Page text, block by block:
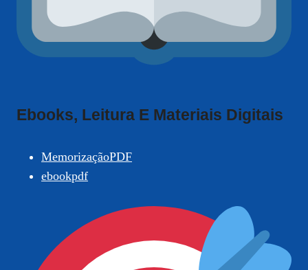
Ebooks, Leitura E Materiais Digitais
MemorizaçãoPDF
ebookpdf